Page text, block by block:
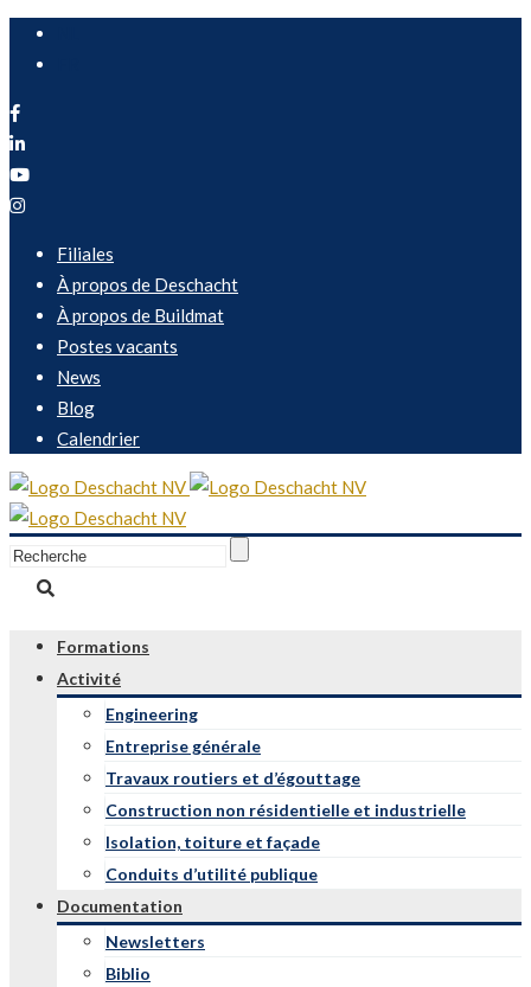
Filiales
À propos de Deschacht
À propos de Buildmat
Postes vacants
News
Blog
Calendrier
Formations
Activité
Engineering
Entreprise générale
Travaux routiers et d’égouttage
Construction non résidentielle et industrielle
Isolation, toiture et façade
Conduits d’utilité publique
Documentation
Newsletters
Biblio